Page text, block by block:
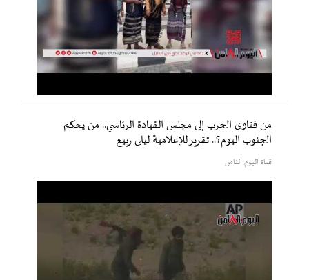
من فتاوى الحرب إلى مجلس القيادة الرئاسي.. من يحكم
الجنوب اليوم؟.. تقرير للإعلامية ليلى ربيع
قناة اليوم الثامن